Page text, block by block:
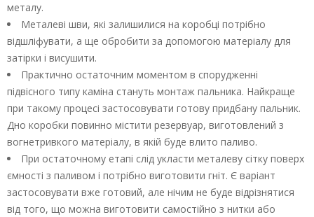
металу.
Металеві шви, які залишилися на коробці потрібно
відшліфувати, а ще обробити за допомогою матеріалу для
затірки і висушити.
Практично остаточним моментом в спорудженні
підвісного типу каміна стануть монтаж пальника. Найкраще
при такому процесі застосовувати готову придбану пальник.
Дно коробки повинно містити резервуар, виготовлений з
вогнетривкого матеріалу, в якій буде влито паливо.
При остаточному етапі слід укласти металеву сітку поверх
ємності з паливом і потрібно виготовити гніт. Є варіант
застосовувати вже готовий, але нічим не буде відрізнятися
від того, що можна виготовити самостійно з нитки або